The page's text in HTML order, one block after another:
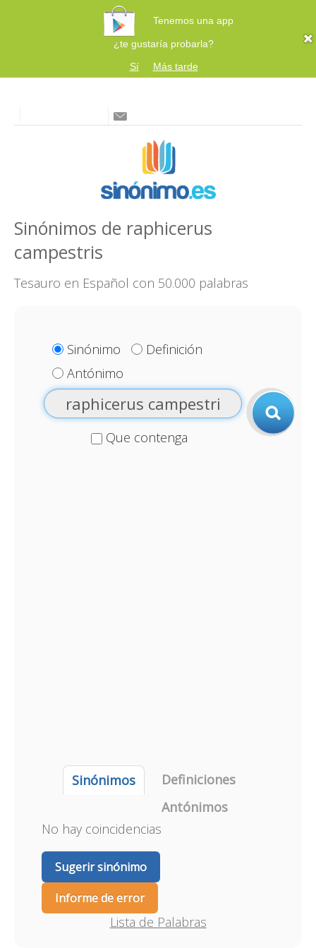
Tenemos una app
¿te gustaría probarla?
Sí
Más tarde
Sinónimos de raphicerus
campestris
Tesauro en Español con 50.000 palabras
Sinónimo
Definición
Antónimo
Que contenga
Sinónimos
Definiciones
Antónimos
No hay coincidencias
Sugerir sinónimo
Informe de error
Lista de Palabras